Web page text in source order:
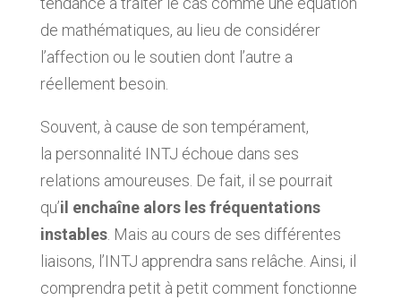
de mathématiques, au lieu de considérer
l’affection ou le soutien dont l’autre a
réellement besoin.
Souvent, à cause de son tempérament,
la personnalité INTJ échoue dans ses
relations amoureuses. De fait, il se pourrait
qu’il enchaîne alors les fréquentations
instables. Mais au cours de ses différentes
liaisons, l’INTJ apprendra sans relâche. Ainsi, il
comprendra petit à petit comment fonctionne